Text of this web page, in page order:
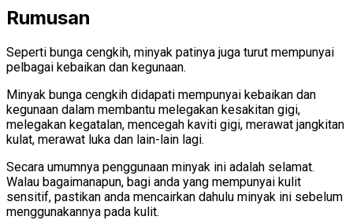
Rumusan
Seperti bunga cengkih, minyak patinya juga turut mempunyai
pelbagai kebaikan dan kegunaan.
Minyak bunga cengkih didapati mempunyai kebaikan dan
kegunaan dalam membantu melegakan kesakitan gigi,
melegakan kegatalan, mencegah kaviti gigi, merawat jangkitan
kulat, merawat luka dan lain-lain lagi.
Secara umumnya penggunaan minyak ini adalah selamat.
Walau bagaimanapun, bagi anda yang mempunyai kulit
sensitif, pastikan anda mencairkan dahulu minyak ini sebelum
menggunakannya pada kulit.